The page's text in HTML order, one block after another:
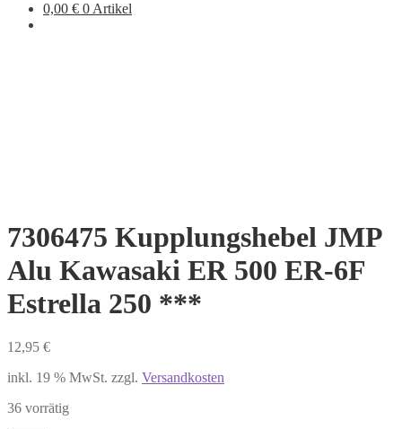
0,00 € 0 Artikel
7306475 Kupplungshebel JMP
Alu Kawasaki ER 500 ER-6F
Estrella 250 ***
12,95 €
inkl. 19 % MwSt. zzgl. Versandkosten
36 vorrätig